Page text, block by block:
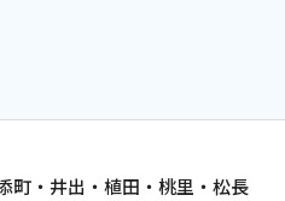
・井出・植田・桃里・松長